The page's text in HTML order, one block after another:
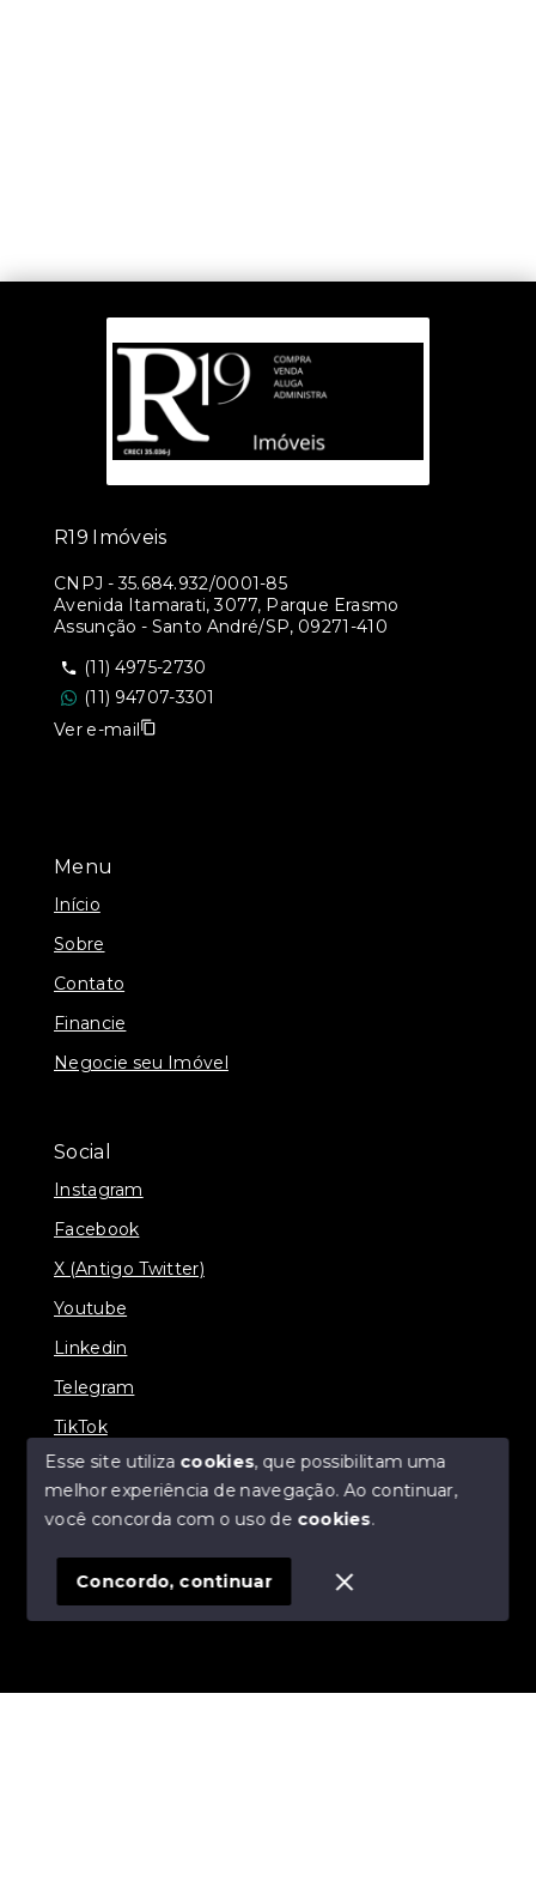
Menu
Início
Sobre
Contato
Financie
Negocie seu Imóvel
Social
Instagram
Facebook
X (Antigo Twitter)
Youtube
Linkedin
Telegram
TikTok
© Copyright 2026 - R19 Imóveis - Todos os direitos
SITE PARA IMOBILIARIA
R19 Imóveis
CNPJ -35.684.932/0001-85
Avenida Itamarati, 3077, Parque Erasmo
Assunção - Santo André/SP, 09271-410
(11) 4975-2730
(11) 94707-3301
Ver e-mail
Esse site utiliza cookies, que possibilitam uma
melhor experiência de navegação.Ao continuar,
você concorda com o uso de cookies.
Concordo, continuar